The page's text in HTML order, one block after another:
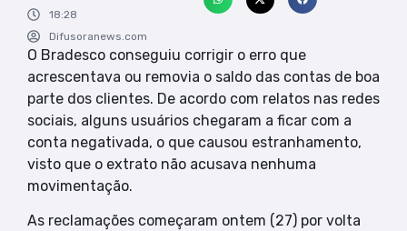
18:28
Difusoranews.com
O Bradesco conseguiu corrigir o erro que
acrescentava ou removia o saldo das contas de boa
parte dos clientes. De acordo com relatos nas redes
sociais, alguns usuários chegaram a ficar com a
conta negativada, o que causou estranhamento,
visto que o extrato não acusava nenhuma
movimentação.
As reclamações começaram ontem (27) por volta